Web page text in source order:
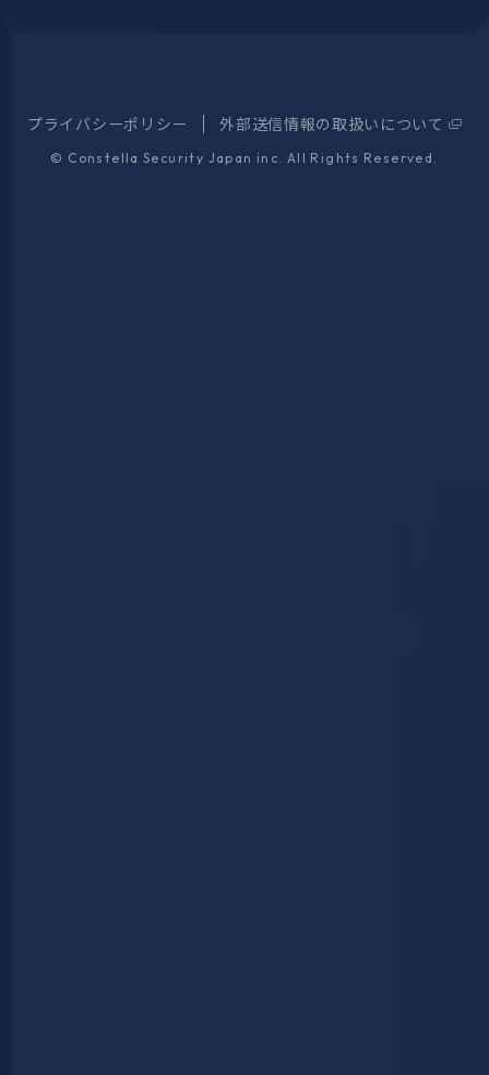
プライバシーポリシー 外部送信情報の取扱いについて
© Constella Security Japan inc. All Rights Reserved.